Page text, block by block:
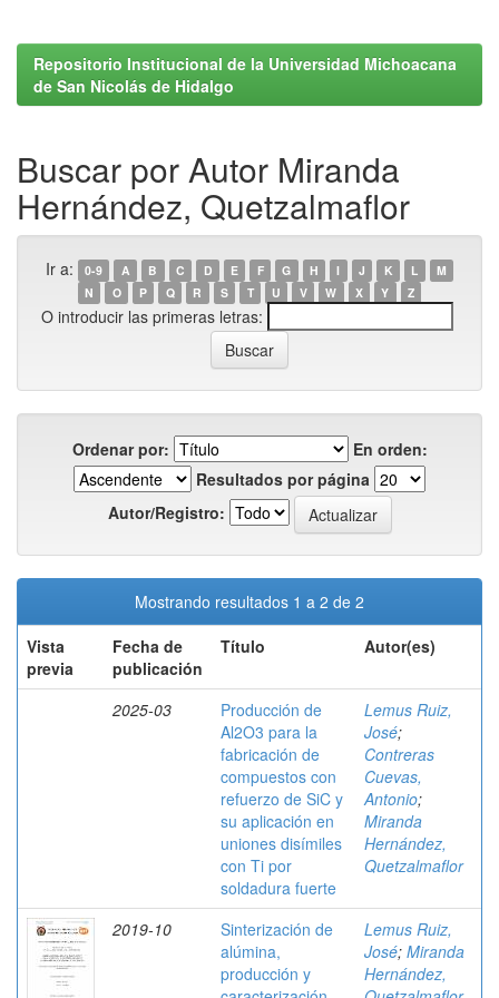
Repositorio Institucional de la Universidad Michoacana
de San Nicolás de Hidalgo
Buscar por Autor Miranda
Hernández, Quetzalmaflor
Ir a: 0-9 A B C D E F G H I J K L
M
N
O P Q R S T U V W X Y Z
O introducir las primeras letras:
Ordenar por:
En orden:
Resultados por página
Autor/Registro:
Mostrando resultados 1 a 2 de 2
Vista
previa
Fecha de
publicación
Título Autor(es)
2025-03
Producción de
Al2O3 para la
fabricación de
compuestos con
refuerzo de SiC y
su aplicación en
uniones disímiles
con Ti por
soldadura fuerte
Lemus Ruiz,
José;
Contreras
Cuevas,
Antonio;
Miranda
Hernández,
Quetzalmaflor
2019-10
Sinterización de
alúmina,
producción y
Lemus Ruiz,
José; Miranda
Hernández,